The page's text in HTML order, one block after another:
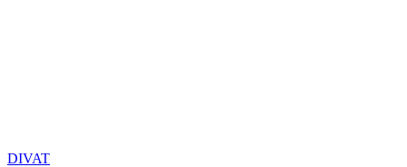
DIVAT